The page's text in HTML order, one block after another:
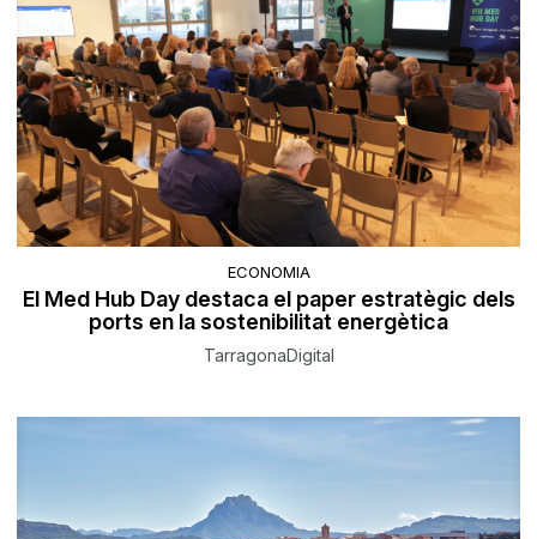
ECONOMIA
El Med Hub Day destaca el paper estratègic dels
ports en la sostenibilitat energètica
TarragonaDigital